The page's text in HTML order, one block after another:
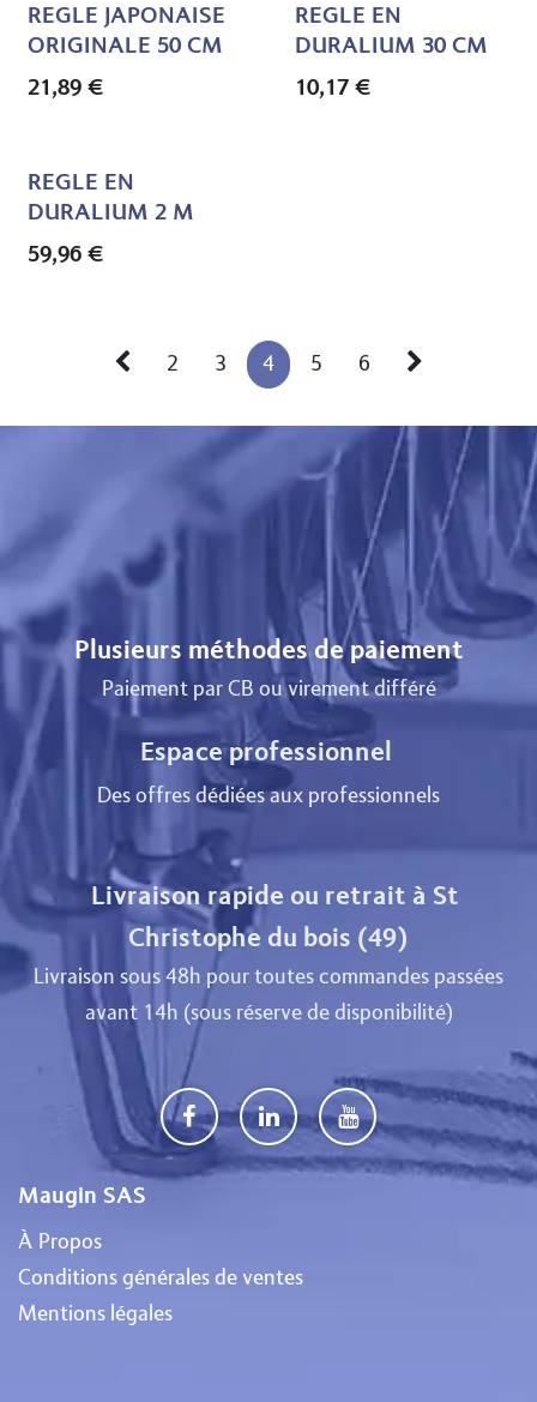
REGLE JAPONAISE
ORIGINALE 50 CM
21,89 €
REGLE EN
DURALIUM 30 CM
10,17€
REGLE EN
DURALIUM 2 M
59,96 €
2 3 4 5 6
Plusieurs méthodes de paiement
Paiement par CB ou virement différé
Espace professionnel
Des offres dédiées aux professionnels
Livraison rapide ou retrait à St
Christophe du bois (49)
Livraison sous 48h pour toutes commandes passées
avant 14h (sous réserve de disponibilité)
Maugin SAS
À Propos
Conditions générales de ventes
Mentions légales